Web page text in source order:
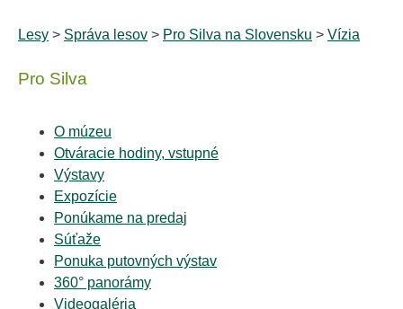
Lesy > Správa lesov > Pro Silva na Slovensku > Vízia
Pro Silva
O múzeu
Otváracie hodiny, vstupné
Výstavy
Expozície
Ponúkame na predaj
Súťaže
Ponuka putovných výstav
360° panorámy
Videogaléria